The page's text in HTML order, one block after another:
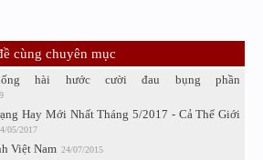
cùng chuyên mục
hài hước cười đau bụng phần
Hay Mới Nhất Tháng 5/2017 - Cả Thể Giới
05/2017
Việt Nam 24/07/2015